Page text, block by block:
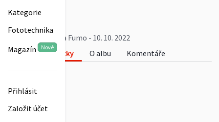
Kategorie
Fototechnika
Magazín Nové
Přihlásit
Založit účet
Tereza Křížová
Vrh "C" Argenta Fumo - 10. 10. 2022
Fotky
O albu
Komentáře
0